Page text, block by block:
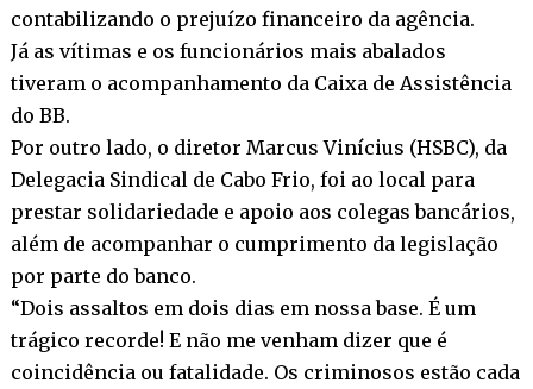
contabilizando o prejuízo financeiro da agência.
Já as vítimas e os funcionários mais abalados
tiveram o acompanhamento da Caixa de Assistência
do BB.
Por outro lado, o diretor Marcus Vinícius (HSBC), da
Delegacia Sindical de Cabo Frio, foi ao local para
prestar solidariedade e apoio aos colegas bancários,
além de acompanhar o cumprimento da legislação
por parte do banco.
“Dois assaltos em dois dias em nossa base. É um
trágico recorde! E não me venham dizer que é
coincidência ou fatalidade. Os criminosos estão cada